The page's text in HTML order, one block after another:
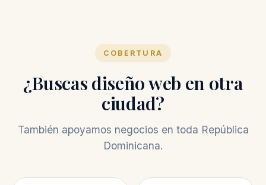
COBERTURA
¿Buscas diseño web en otra
ciudad?
También apoyamos negocios en toda República
Dominicana.